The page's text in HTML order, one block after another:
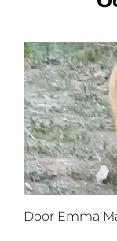
Door Emma